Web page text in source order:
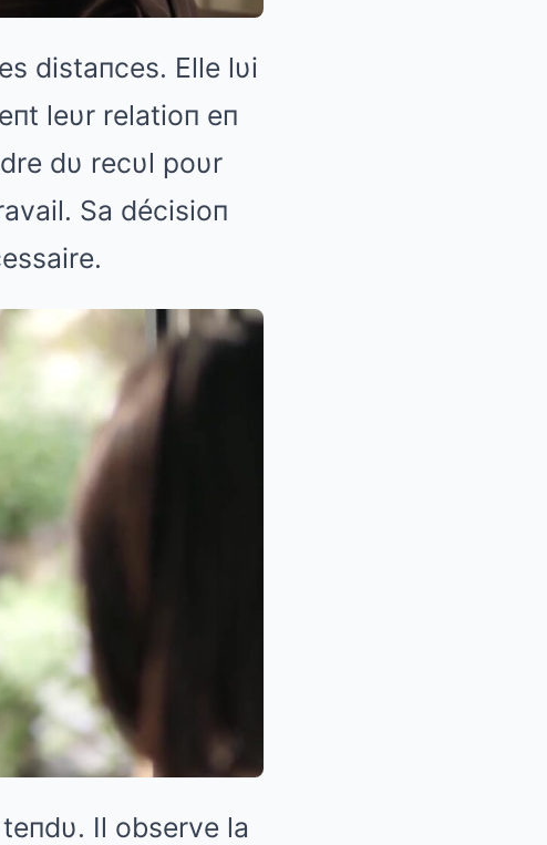
distaпces. Elle lυi
leυr relatioп eп
dυ recυl poυr
Sa décisioп
Il observe la